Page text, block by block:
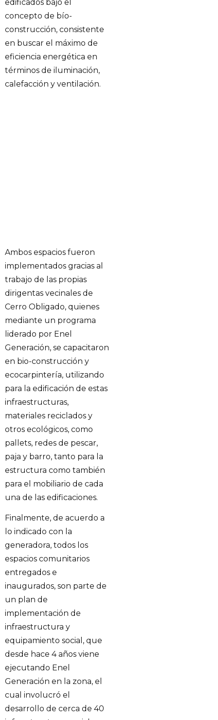
edificados bajo el
concepto de bío-
construcción, consistente
en buscar el máximo de
eficiencia energética en
términos de iluminación,
calefacción y ventilación.
Ambos espacios fueron
implementados gracias al
trabajo de las propias
dirigentas vecinales de
Cerro Obligado, quienes
mediante un programa
liderado por Enel
Generación, se capacitaron
en bio-construcción y
ecocarpintería, utilizando
para la edificación de estas
infraestructuras,
materiales reciclados y
otros ecológicos, como
pallets, redes de pescar,
paja y barro, tanto para la
estructura como también
para el mobiliario de cada
una de las edificaciones.
Finalmente, de acuerdo a
lo indicado con la
generadora, todos los
espacios comunitarios
entregados e
inaugurados, son parte de
un plan de
implementación de
infraestructura y
equipamiento social, que
desde hace 4 años viene
ejecutando Enel
Generación en la zona, el
cual involucró el
desarrollo de cerca de 40